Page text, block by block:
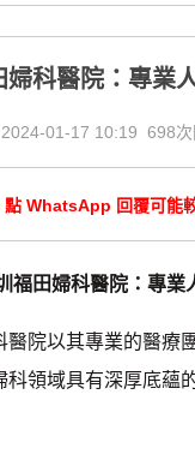
婦科醫院：專業
2024-01-17 10:19 698
WhatsApp 回覆可能
福田婦科醫院：專業
以其專業的醫療
領域具有深厚底蘊